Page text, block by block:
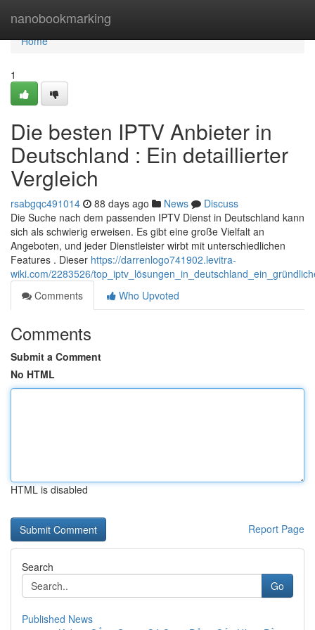
nanobookmarking
Home
Home
1
Die besten IPTV Anbieter in
Deutschland : Ein detaillierter
Vergleich
rsabgqc491014 88 days ago News
Discuss
Die Suche nach dem passenden IPTV Dienst in Deutschland kann
sich als schwierig erweisen. Es gibt eine große Vielfalt an
Angeboten, und jeder Dienstleister wirbt mit unterschiedlichen
Features . Dieser https://darrenlogo741902.levitra-
wiki.com/2283526/
Comments
Who Upvoted
Comments
Submit a Comment
No HTML
HTML is disabled
Report Page
Search
Go
Published News